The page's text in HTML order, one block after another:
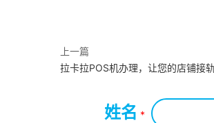
上一篇
拉卡拉POS机办理，让您的店铺接
姓名 *